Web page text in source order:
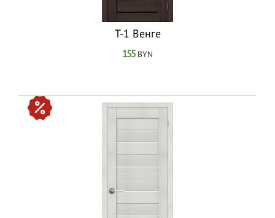
T-1 Венге
155BYN